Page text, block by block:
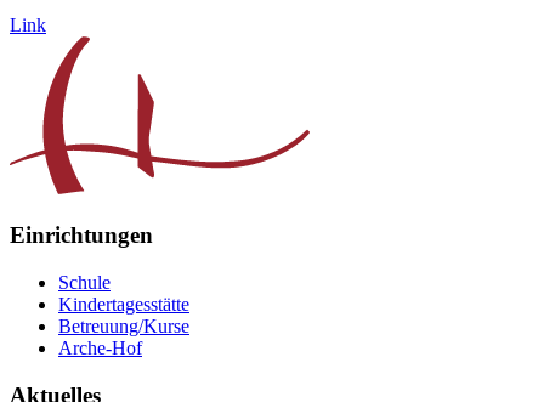
Link
Einrichtungen
Schule
Kindertagesstätte
Betreuung/Kurse
Arche-Hof
Aktuelles